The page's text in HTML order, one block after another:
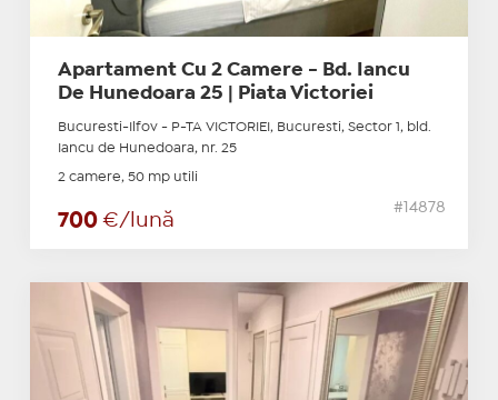
Apartament Cu 2 Camere - Bd. Iancu
De Hunedoara 25 | Piata Victoriei
Bucuresti-Ilfov - P-TA VICTORIEI, Bucuresti, Sector 1, bld.
Iancu de Hunedoara, nr. 25
2 camere, 50 mp utili
700 €/lună
#14878